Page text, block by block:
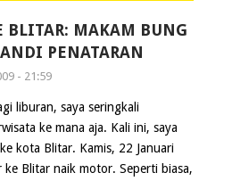
BLITAR: MAKAM BUNG
PENATARAN
- 21:59
liburan, saya seringkali
ke mana aja. Kali ini, saya
kota Blitar. Kamis, 22 Januari
ke Blitar naik motor. Seperti biasa,